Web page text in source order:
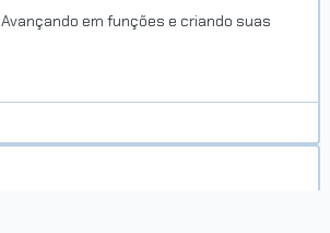
Avançando em funções e criando suas